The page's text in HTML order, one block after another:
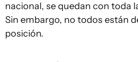
nacional, se quedan con toda
Sin embargo, no todos están
posición.